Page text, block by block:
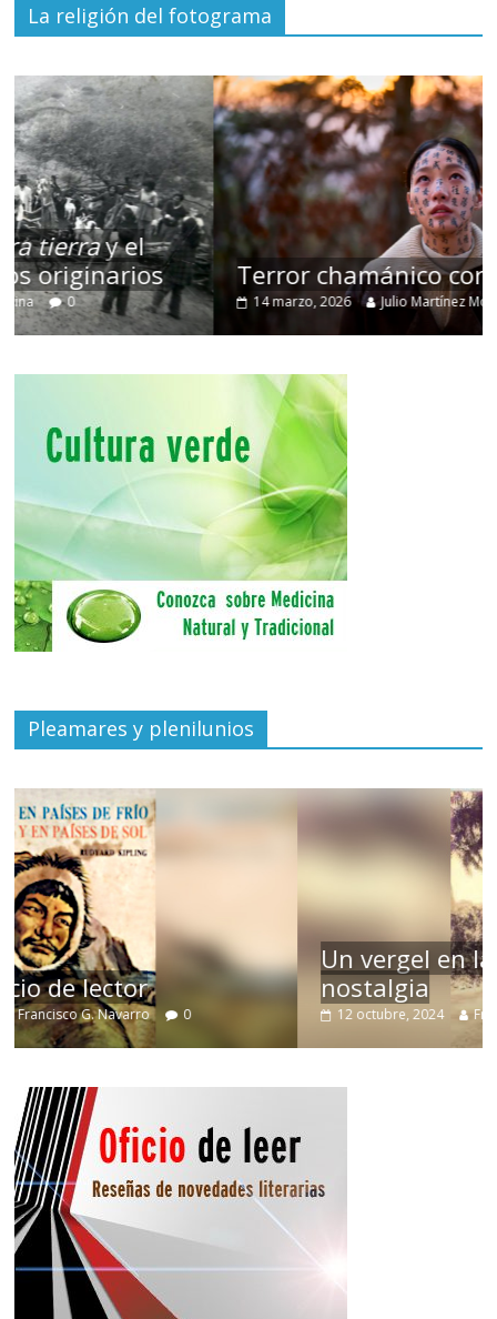
La religión del fotograma
Terror chamánico coreano
14 marzo, 2026 Julio Martínez Molina 0
Pleamares y plenilunios
Un vergel en las nieblas de la
nostalgia
12 octubre, 2024 Francisco G. Navarro 0